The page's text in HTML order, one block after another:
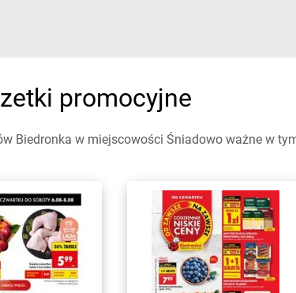
promocyjne
Biedronka w miejscowości Śniadowo ważne w